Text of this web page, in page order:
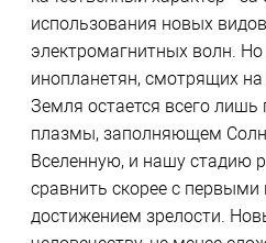
использования новых
электромагнитных волн.
инопланетян, смотрящих
Земля остается всего лишь
плазмы, заполняющем
Вселенную, и нашу стадию
сравнить скорее с
достижением зрелости.